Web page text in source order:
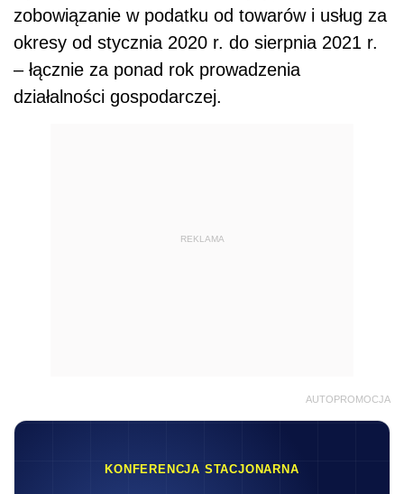
zobowiązanie w podatku od towarów i usług za
okresy od stycznia 2020 r. do sierpnia 2021 r.
– łącznie za ponad rok prowadzenia
działalności gospodarczej.
REKLAMA
AUTOPROMOCJA
KONFERENCJA STACJONARNA